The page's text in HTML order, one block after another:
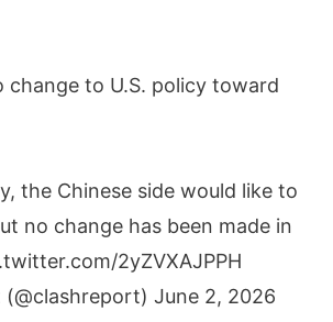
change to U.S. policy toward
the Chinese side would like to
no change has been made in
2yZVXAJPPH
June 2, 2026